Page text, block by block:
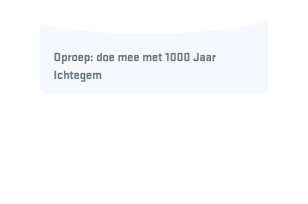
Oproep: doe mee met 1000 Jaar
Ichtegem